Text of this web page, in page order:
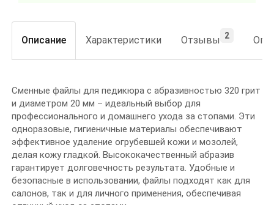
Описание Характеристики Отзывы 2
Сменные файлы для педикюра с абразивностью 320 грит
и диаметром 20 мм – идеальный выбор для
профессионального и домашнего ухода за стопами. Эти
одноразовые, гигиеничные материалы обеспечивают
эффективное удаление огрубевшей кожи и мозолей,
делая кожу гладкой. Высококачественный абразив
гарантирует долговечность результата. Удобные и
безопасные в использовании, файлы подходят как для
салонов, так и для личного применения, обеспечивая